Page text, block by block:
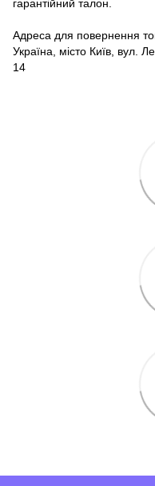
гарантійний талон.
Адреса для повернення
Україна, місто Київ, вул.
14